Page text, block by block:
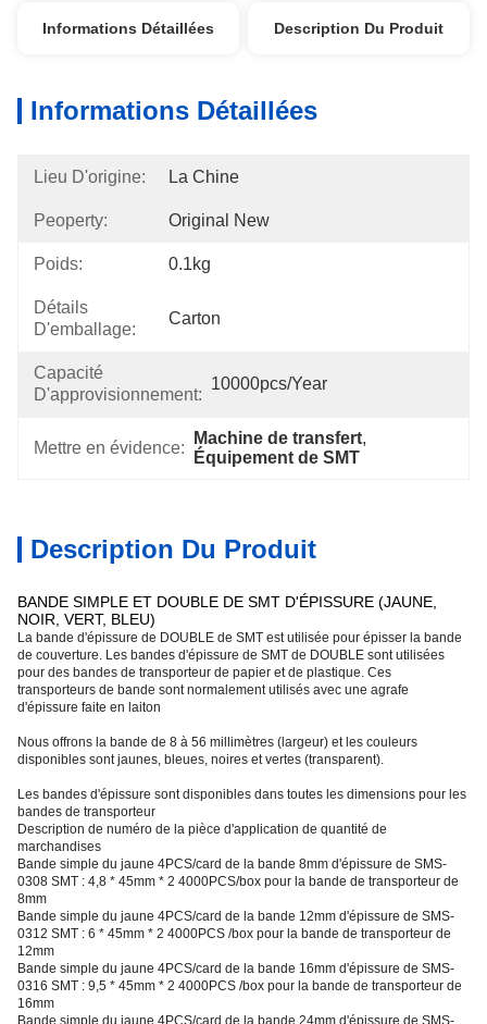
Informations Détaillées Description Du Produit
Informations Détaillées
Lieu D'origine: La Chine
Peoperty: Original New
Poids: 0.1kg
Détails
D'emballage:
Carton
Capacité
D'approvisionnement:
10000pcs/year
Mettre en évidence:
Machine de transfert,
Équipement de SMT
Description Du Produit
BANDE SIMPLE ET DOUBLE DE SMT D'ÉPISSURE (JAUNE,
NOIR, VERT, BLEU)
La bande d'épissure de DOUBLE de SMT est utilisée pour épisser la bande
de couverture. Les bandes d'épissure de SMT de DOUBLE sont utilisées
pour des bandes de transporteur de papier et de plastique. Ces
transporteurs de bande sont normalement utilisés avec une agrafe
d'épissure faite en laiton
Nous offrons la bande de 8 à 56 millimètres (largeur) et les couleurs
disponibles sont jaunes, bleues, noires et vertes (transparent).
Les bandes d'épissure sont disponibles dans toutes les dimensions pour les
bandes de transporteur
Description de numéro de la pièce d'application de quantité de
marchandises
Bande simple du jaune 4PCS/card de la bande 8mm d'épissure de SMS-
0308 SMT : 4,8 * 45mm * 2 4000PCS/box pour la bande de transporteur de
8mm
Bande simple du jaune 4PCS/card de la bande 12mm d'épissure de SMS-
0312 SMT : 6 * 45mm * 2 4000PCS /box pour la bande de transporteur de
12mm
Bande simple du jaune 4PCS/card de la bande 16mm d'épissure de SMS-
0316 SMT : 9,5 * 45mm * 2 4000PCS /box pour la bande de transporteur de
16mm
Bande simple du jaune 4PCS/card de la bande 24mm d'épissure de SMS-